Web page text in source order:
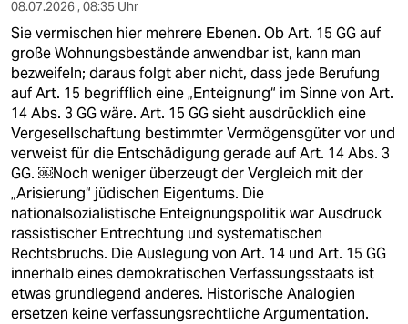
08.07.2026 , 08:35 Uhr
Sie vermischen hier mehrere Ebenen. Ob Art. 15 GG auf
große Wohnungsbestände anwendbar ist, kann man
bezweifeln; daraus folgt aber nicht, dass jede Berufung
auf Art. 15 begrifflich eine „Enteignung“ im Sinne von Art.
14 Abs. 3 GG wäre. Art. 15 GG sieht ausdrücklich eine
Vergesellschaftung bestimmter Vermögensgüter vor und
verweist für die Entschädigung gerade auf Art. 14 Abs. 3
GG. ￼Noch weniger überzeugt der Vergleich mit der
„Arisierung“ jüdischen Eigentums. Die
nationalsozialistische Enteignungspolitik war Ausdruck
rassistischer Entrechtung und systematischen
Rechtsbruchs. Die Auslegung von Art. 14 und Art. 15 GG
innerhalb eines demokratischen Verfassungsstaats ist
etwas grundlegend anderes. Historische Analogien
ersetzen keine verfassungsrechtliche Argumentation.